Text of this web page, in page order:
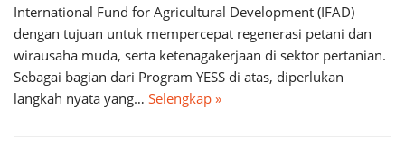
International Fund for Agricultural Development (IFAD)
dengan tujuan untuk mempercepat regenerasi petani dan
wirausaha muda, serta ketenagakerjaan di sektor pertanian.
Sebagai bagian dari Program YESS di atas, diperlukan
langkah nyata yang… Selengkap »